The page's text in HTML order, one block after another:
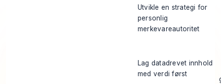
Utvikle en strategi for
personlig
merkevareautoritet
Lag datadrevet innhold
med verdi først